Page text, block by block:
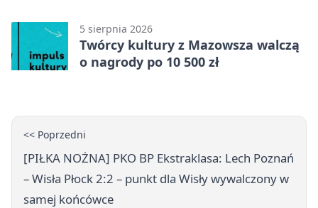
5 sierpnia 2026
Twórcy kultury z Mazowsza walczą
o nagrody po 10 500 zł
<< Poprzedni
[PIŁKA NOŻNA] PKO BP Ekstraklasa: Lech Poznań
– Wisła Płock 2:2 – punkt dla Wisły wywalczony w
samej końcówce